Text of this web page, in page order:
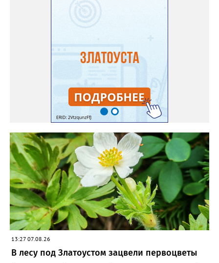
на удивление хорошей: из пяти семян из каждой пачки четыре
взошли даже без стратификации. После покупки (по весне)
садовод советует сразу убрать семена в холодильник на два
месяца, а место посадки - мульчировать мелкой корой. Семена
самосевом в ней отлично прорастают. Если иногда срезать
сухие цветы и стряхивать семена вокруг куртины, лаванда
весной прорастет сама. Ещё один секрет – этот символ
Прованса не любит «вкусную» почву. Добавляйте в посадочную
яму гравий и песок – требуется хороший дренаж. В первый год
Екатерина рекомендует цветы убирать, чтобы силы куста
пошли на наращивание корневой системы. А со второго года
пусть лаванда цветёт во всю силу! Фото: Екатерина Бойко,
специально для «Златоуст.инфо». Обсуждение новости здесь
ВКОНТАКТЕ https://vk.com/newszlatoust74
13:27 07.08.26
В лесу под Златоустом зацвели первоцветы